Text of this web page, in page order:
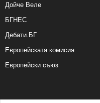
Дойче Веле
БГНЕС
Дебати.БГ
Европейската комисия
Европейски съюз